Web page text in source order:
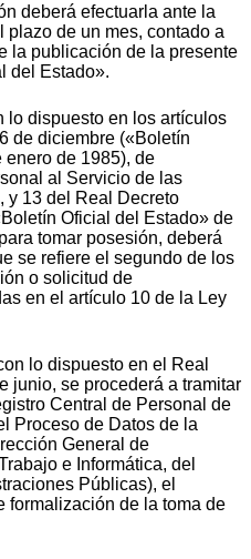
deberá efectuarla ante la
plazo de un mes, contado a
la publicación de la presente
del Estado».
lo dispuesto en los artículos
de diciembre («Boletín
de 1985), de
al Servicio de las
y 13 del Real Decreto
Oficial del Estado» de
tomar posesión, deberá
se refiere el segundo de los
o solicitud de
en el artículo 10 de la Ley
lo dispuesto en el Real
junio, se procederá a tramitar
Central de Personal de
Proceso de Datos de la
General de
e Informática, del
Públicas), el
formalización de la toma de